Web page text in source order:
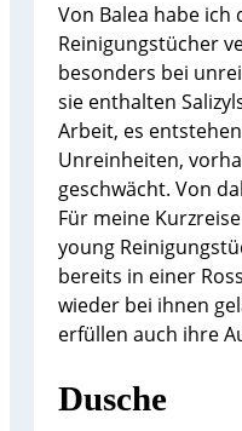
Von Balea habe ich
Reinigungstücher
besonders bei
sie enthalten
Arbeit, es
Unreinheiten,
geschwächt. Von
Für meine
young
bereits in einer
wieder bei ihnen
erfüllen auch ihre
Dusche